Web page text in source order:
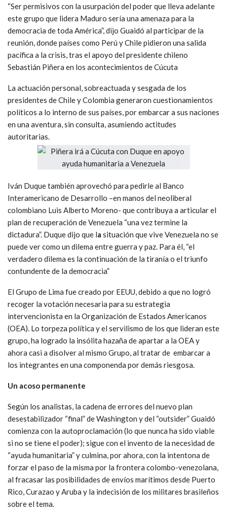
“Ser permisivos con la usurpación del poder que lleva adelante
este grupo que lidera Maduro sería una amenaza para la
democracia de toda América”, dijo Guaidó al participar de la
reunión, donde países como Perú y Chile pidieron una salida
pacífica a la crisis, tras el apoyo del presidente chileno
Sebastián Piñera en los acontecimientos de Cúcuta
La actuación personal, sobreactuada y sesgada de los
presidentes de Chile y Colombia generaron cuestionamientos
políticos a lo interno de sus países, por embarcar a sus naciones
en una aventura, sin consulta, asumiendo actitudes
autoritarias.
Iván Duque también aprovechó para pedirle al Banco
Interamericano de Desarrollo –en manos del neoliberal
colombiano Luis Alberto Moreno- que contribuya a articular el
plan de recuperación de Venezuela “una vez termine la
dictadura”. Duque dijo que la situación que vive Venezuela no se
puede ver como un dilema entre guerra y paz. Para él, “el
verdadero dilema es la continuación de la tiranía o el triunfo
contundente de la democracia”
El Grupo de Lima fue creado por EEUU, debido a que no logró
recoger la votación necesaria para su estrategia
intervencionista en la Organización de Estados Americanos
(OEA). Lo torpeza política y el servilismo de los que lideran este
grupo, ha logrado la insólita hazaña de apartar a la OEA y
ahora casi a disolver al mismo Grupo, al tratar de embarcar a
los integrantes en una componenda por demás riesgosa.
Un acoso permanente
Según los analistas, la cadena de errores del nuevo plan
desestabilizador “final” de Washington y del “outsider” Guaidó
comienza con la autoproclamación (lo que nunca ha sido viable
si no se tiene el poder); sigue con el invento de la necesidad de
“ayuda humanitaria” y culmina, por ahora, con la intentona de
forzar el paso de la misma por la frontera colombo-venezolana,
al fracasar las posibilidades de envíos marítimos desde Puerto
Rico, Curazao y Aruba y la indecisión de los militares brasileños
sobre el tema.